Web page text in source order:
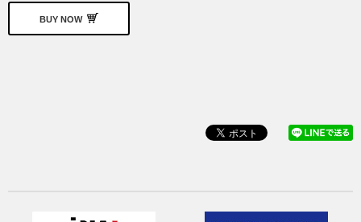
BUY NOW